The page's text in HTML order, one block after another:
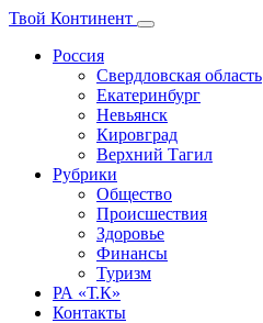
Твой Континент
Россия
Свердловская область
Екатеринбург
Невьянск
Кировград
Верхний Тагил
Рубрики
Общество
Происшествия
Здоровье
Финансы
Туризм
РА «Т.К»
Контакты